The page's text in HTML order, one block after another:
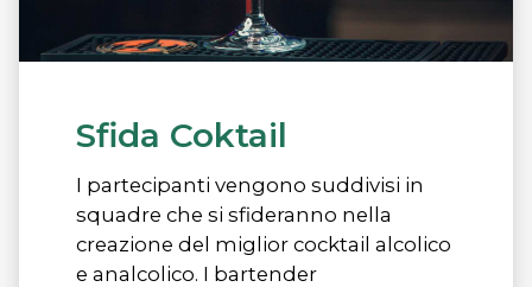
Sfida Coktail
I partecipanti vengono suddivisi in
squadre che si sfideranno nella
creazione del miglior cocktail alcolico
e analcolico. I bartender